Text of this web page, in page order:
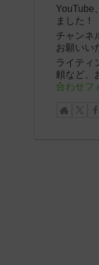
YouTube
ました！
チャンネ
お願いい
ライティ
頼など、
合わせフ